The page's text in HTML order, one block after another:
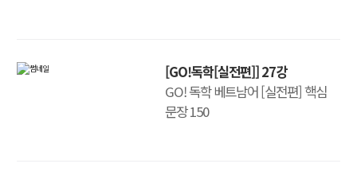
[GO!독학[실전편]] 27강
GO! 독학 베트남어 [실전편] 핵심
문장 150